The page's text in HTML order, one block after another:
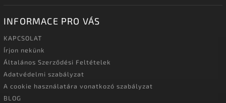
INFORMACE PRO VÁS
KAPCSOLAT
Írjon nekünk
Általános Szerződési Feltételek
Adatvédelmi szabályzat
A cookie használatára vonatkozó szabályzat
BLOG